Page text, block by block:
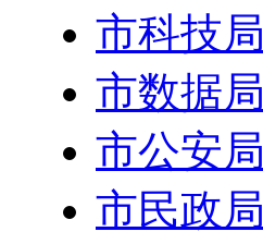
市科技局
市数据局
市公安局
市民政局